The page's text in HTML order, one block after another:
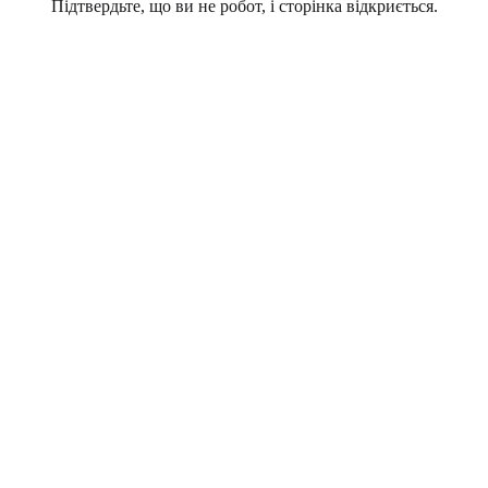
Підтвердьте, що ви не робот, і сторінка відкриється.